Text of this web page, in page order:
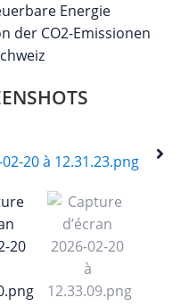
Energie
der CO2-Emissionen